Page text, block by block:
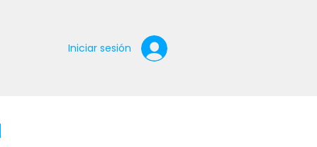
Iniciar sesión